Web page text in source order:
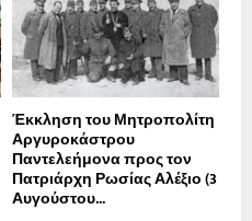
Έκκληση του Μητροπολίτη
Αργυροκάστρου
Παντελεήμονα προς τον
Πατριάρχη Ρωσίας Αλέξιο (3
Αυγούστου...